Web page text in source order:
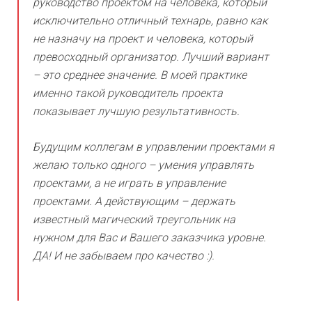
исключительно отличный технарь, равно как
не назначу на проект и человека, который
превосходный организатор. Лучший вариант
– это среднее значение. В моей практике
именно такой руководитель проекта
показывает лучшую результативность.
Будущим коллегам в управлении проектами я
желаю только одного – умения управлять
проектами, а не играть в управление
проектами. А действующим – держать
известный магический треугольник на
нужном для Вас и Вашего заказчика уровне.
ДА! И не забываем про качество :).